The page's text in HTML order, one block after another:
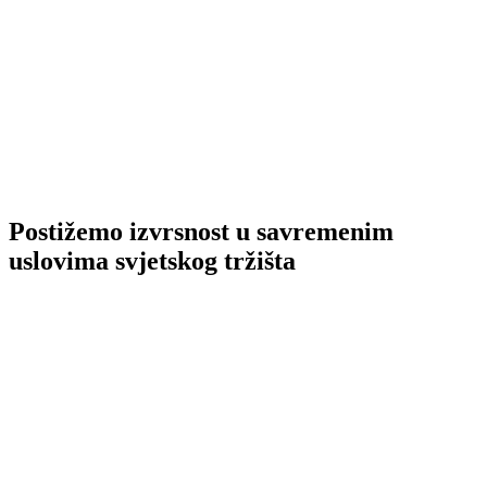
Postižemo izvrsnost u savremenim
uslovima svjetskog tržišta